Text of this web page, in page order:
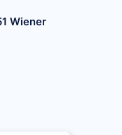
Wiener